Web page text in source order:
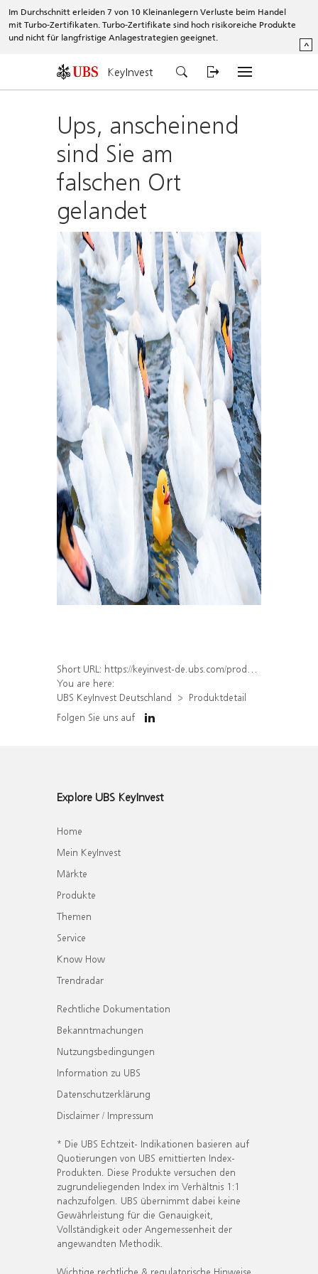
Im Durchschnitt erleiden 7 von 10 Kleinanlegern Verluste beim Handel
mit Turbo-Zertifikaten. Turbo-Zertifikate sind hoch risikoreiche Produkte
und nicht für langfristige Anlagestrategien geeignet.
^
KeyInvest
Ups, anscheinend
sind Sie am
falschen Ort
gelandet
Short URL: https://keyinvest-de.ubs.com/produkt/detail/index/isin/DE000WA4FJ90
You are here:
UBS KeyInvest Deutschland
Produktdetail
Folgen Sie uns auf
Explore UBS KeyInvest
Home
Mein KeyInvest
Märkte
Produkte
Themen
Service
Know How
Trendradar
Rechtliche Dokumentation
Bekanntmachungen
Nutzungsbedingungen
Information zu UBS
Datenschutzerklärung
Disclaimer / Impressum
* Die UBS Echtzeit- Indikationen basieren auf
Quotierungen von UBS emittierten Index-
Produkten. Diese Produkte versuchen den
zugrundeliegenden Index im Verhältnis 1:1
nachzufolgen. UBS übernimmt dabei keine
Gewährleistung für die Genauigkeit,
Vollständigkeit oder Angemessenheit der
angewandten Methodik.